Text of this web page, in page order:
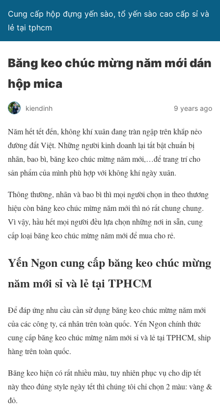
Cung cấp hộp đựng yến sào, tổ yến sào cao cấp sỉ và
lẻ tại tphcm
Băng keo chúc mừng năm mới dán
hộp mica
kiendinh 9 years ago
Năm hết tết đến, không khí xuân đang tràn ngập trên khắp nẻo
đường đất Việt. Những người kinh doanh lại tất bật chuẩn bị
nhãn, bao bì, băng keo chúc mừng năm mới,…để trang trí cho
sản phẩm của mình phù hợp với không khí ngày xuân.
Thông thường, nhãn và bao bì thì mọi người chọn in theo thương
hiệu còn băng keo chúc mừng năm mới thì nó rất chung chung.
Vì vậy, hầu hết mọi người đều lựa chọn những nơi in sẵn, cung
cấp loại băng keo chúc mừng năm mới để mua cho rẻ.
Yến Ngon cung cấp băng keo chúc mừng
năm mới sỉ và lẻ tại TPHCM
Để đáp ứng nhu cầu cần sử dụng băng keo chúc mừng năm mới
của các công ty, cá nhân trên toàn quốc. Yến Ngon chính thức
cung cấp băng keo chúc mừng năm mới sỉ và lẻ tại TPHCM, ship
hàng trên toàn quốc.
Băng keo hiện có rất nhiều màu, tuy nhiên phục vụ cho dịp tết
này theo đúng style ngày tết thì chúng tôi chỉ chọn 2 màu: vàng &
đỏ.